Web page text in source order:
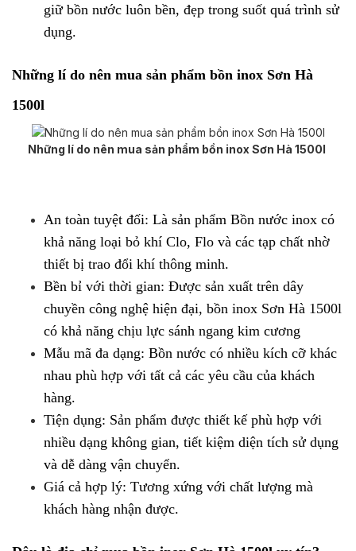
giữ bồn nước luôn bền, đẹp trong suốt quá trình sử
dụng.
Những lí do nên mua sản phẩm bồn inox Sơn Hà
1500l
Những lí do nên mua sản phẩm bồn inox Sơn Hà 1500l
An toàn tuyệt đối: Là sản phẩm Bồn nước inox có
khả năng loại bỏ khí Clo, Flo và các tạp chất nhờ
thiết bị trao đổi khí thông minh.
Bền bỉ với thời gian: Được sản xuất trên dây
chuyền công nghệ hiện đại, bồn inox Sơn Hà 1500l
có khả năng chịu lực sánh ngang kim cương
Mẫu mã đa dạng: Bồn nước có nhiều kích cỡ khác
nhau phù hợp với tất cả các yêu cầu của khách
hàng.
Tiện dụng: Sản phẩm được thiết kế phù hợp với
nhiều dạng không gian, tiết kiệm diện tích sử dụng
và dễ dàng vận chuyển.
Giá cả hợp lý: Tương xứng với chất lượng mà
khách hàng nhận được.